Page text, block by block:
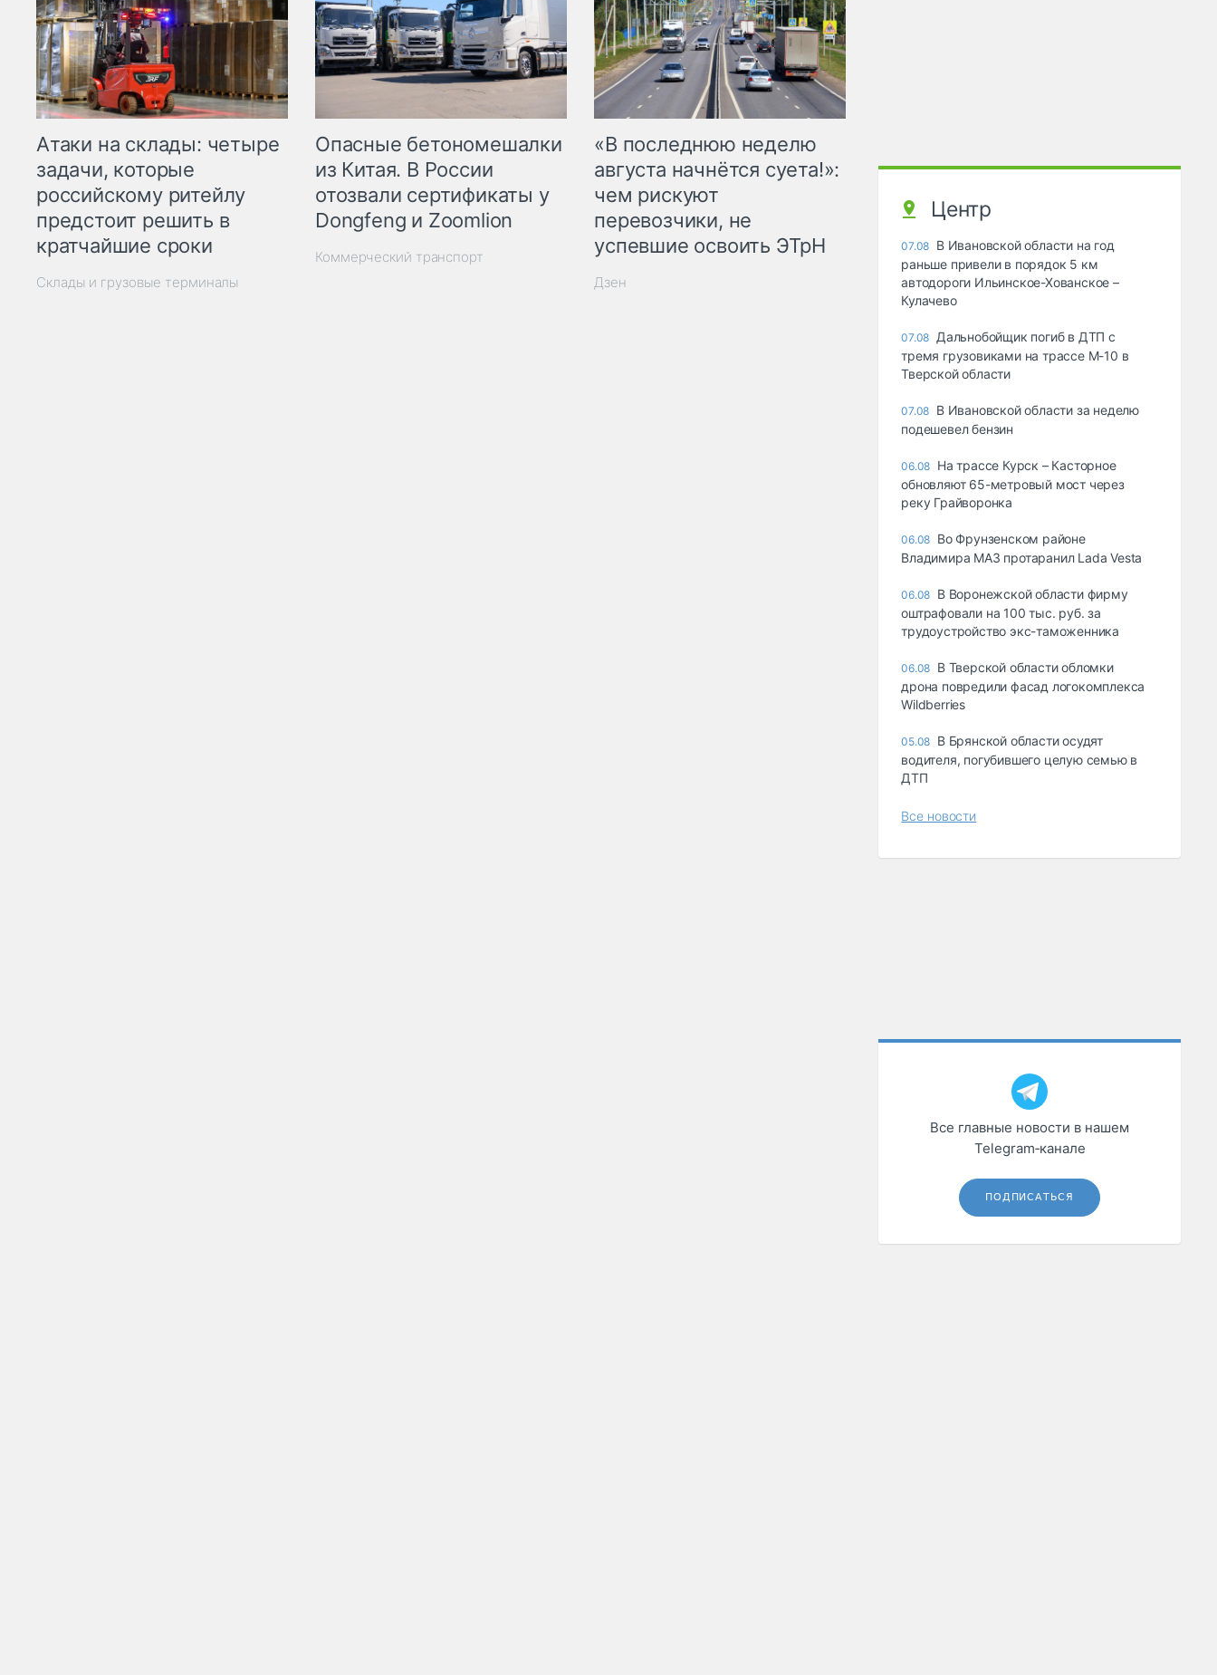
Атаки на склады: четыре
задачи, которые
российскому ритейлу
предстоит решить в
кратчайшие сроки
Склады и грузовые терминалы
Опасные бетономешалки
из Китая. В России
отозвали сертификаты у
Dongfeng и Zoomlion
Коммерческий транспорт
«В последнюю неделю
августа начнётся суета!»:
чем рискуют
перевозчики, не
успевшие освоить ЭТрН
Дзен
Центр
07.08 В Ивановской области на год
раньше привели в порядок 5 км
автодороги Ильинское-Хованское –
Кулачево
07.08 Дальнобойщик погиб в ДТП с
тремя грузовиками на трассе М-10 в
Тверской области
07.08 В Ивановской области за неделю
подешевел бензин
06.08 На трассе Курск – Касторное
обновляют 65-метровый мост через
реку Грайворонка
06.08 Во Фрунзенском районе
Владимира МАЗ протаранил Lada Vesta
06.08 В Воронежской области фирму
оштрафовали на 100 тыс. руб. за
трудоустройство экс-таможенника
06.08 В Тверской области обломки
дрона повредили фасад логокомплекса
Wildberries
05.08 В Брянской области осудят
водителя, погубившего целую семью в
ДТП
Все новости
Все главные новости в нашем
Telegram‑канале
ПОДПИСАТЬСЯ